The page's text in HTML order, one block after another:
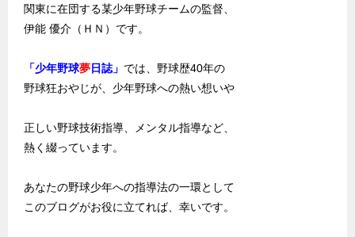
関東に在団する某少年野球チームの監督、
伊能 優介（ＨＮ）です。
「少年野球夢日誌」 では、野球歴40年の
野球狂おやじが、少年野球への熱い想いや
正しい野球技術指導、メンタル指導など、
熱く綴っています。
あなたの野球少年への指導法の一環として
このブログがお役に立てれば、幸いです。